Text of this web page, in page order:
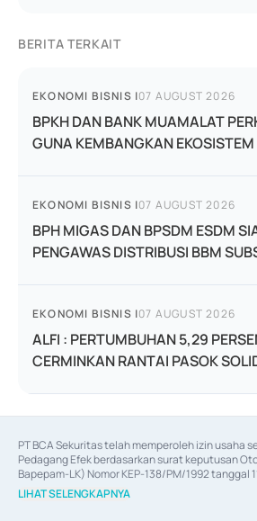
BERITA TERKAIT
EKONOMI BISNIS |07 AUGUST 2026
BPKH DAN BANK MUAMALAT
GUNA KEMBANGKAN
EKONOMI BISNIS |07 AUGUST 2026
BPH MIGAS DAN BPSDM ESDM
PENGAWAS DISTRIBUSI BBM
EKONOMI BISNIS |07 AUGUST 2026
ALFI : PERTUMBUHAN 5,29
CERMINKAN RANTAI PASOK
PT BCA Sekuritas telah memperoleh izin usaha
Pedagang Efek berdasarkan surat keputusan
Bapepam-LK) Nomor KEP-138/PM/1992 tanggal
06/D.04/2014 tanggal 28 Februari 2014, izin
Efek berdasarkan surat keputusan Otoritas Jasa
LIHAT SELENGKAPNYA